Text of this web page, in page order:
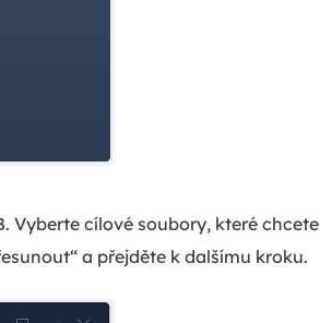
Vyberte cílové soubory, které chcete
a přejděte k dalšímu kroku.